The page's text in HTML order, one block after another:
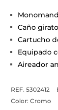
Caño
Cartucho
Equipado
Aireador
REF. 5302412
Color:Cromo